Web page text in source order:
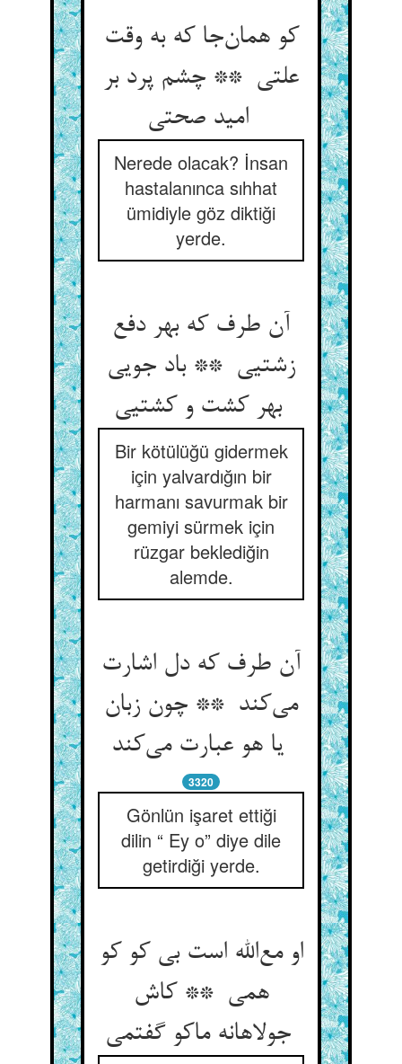
کو همان‌جا که به وقت
علتی ** چشم پرد بر
امید صحتی
Nerede olacak? İnsan
hastalanınca sıhhat
ümidiyle göz diktiği
yerde.
آن طرف که بهر دفع
زشتیی ** باد جویی
بهر کشت و کشتیی
Bir kötülüğü gidermek
için yalvardığın bir
harmanı savurmak bir
gemiyi sürmek için
rüzgar beklediğin
alemde.
آن طرف که دل اشارت
می‌کند ** چون زبان
3320
Gönlün işaret ettiği
dilin “ Ey o” diye dile
getirdiği yerde.
او مع‌الله است بی کو کو
همی ** کاش
جولاهانه ماکو گفتمی